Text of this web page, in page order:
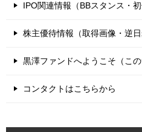
IPO関連情報（BBスタンス・初
株主優待情報（取得画像・逆日
黒澤ファンドへようこそ（この
コンタクトはこちらから